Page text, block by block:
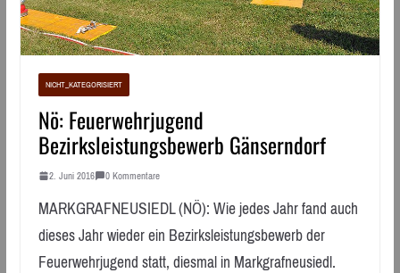
NICHT_KATEGORISIERT
Nö: Feuerwehrjugend
Bezirksleistungsbewerb Gänserndorf
2. Juni 2016 0 Kommentare
MARKGRAFNEUSIEDL (NÖ): Wie jedes Jahr fand auch
dieses Jahr wieder ein Bezirksleistungsbewerb der
Feuerwehrjugend statt, diesmal in Markgrafneusiedl.